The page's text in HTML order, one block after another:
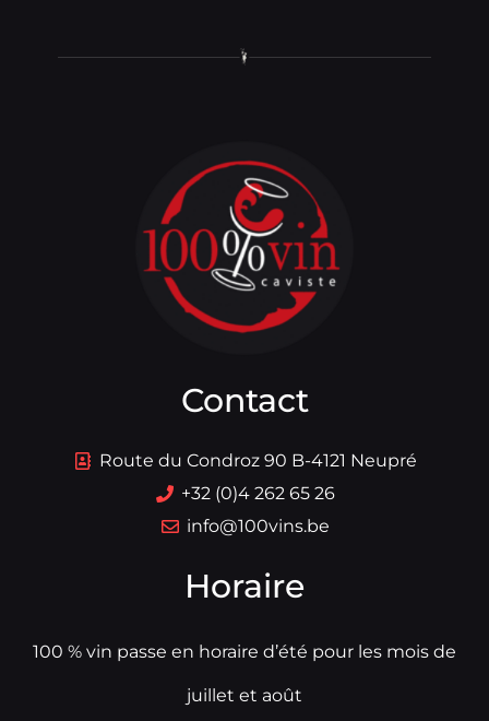
Contact
Route du Condroz 90 B-4121 Neupré
+32 (0)4 262 65 26
info@100vins.be
Horaire
100 % vin passe en horaire d’été pour les mois de
juillet et août